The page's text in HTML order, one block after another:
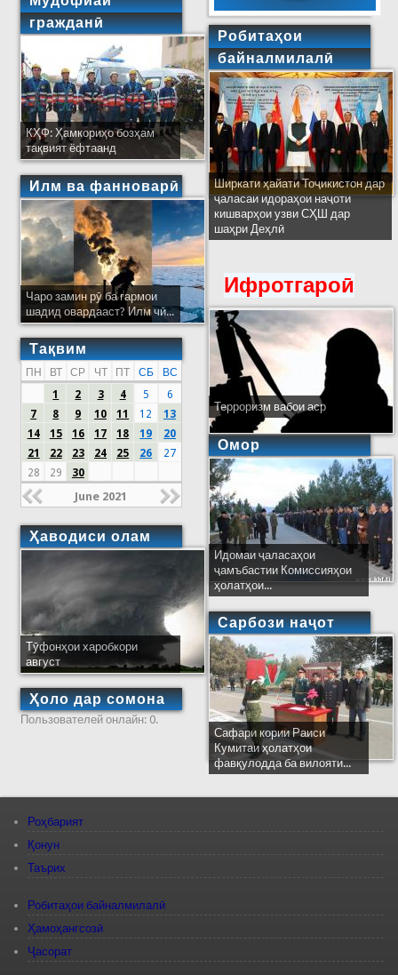
гражданӣ
КҲФ: Ҳамкориҳо бозҳам
тақвият ёфтаанд
Илм ва фанноварӣ
Чаро замин рӯ ба гармои
шадид овардааст? Илм чӣ...
Тақвим
ПН ВТ СР ЧТ ПТ СБ
ВС
1
2 3 4 5
6
7
8 9 10 11 12
13
14
15 16 17 18 19
20
21
22 23 24 25 26
27
28
29 30
June 2021
Ҳаводиси олам
Тӯфонҳои харобкори
август
Ҳоло дар сомона
Пользователей онлайн: 0.
Робитаҳои
байналмилалӣ
Ширкати ҳайати Тоҷикистон дар
ҷаласаи идораҳои наҷоти
кишварҳои узви СҲШ дар
шаҳри Деҳлӣ
Ифротгароӣ
Терроризм вабои аср
Омор
Идомаи ҷаласаҳои
ҷамъбастии Комиссияҳои
ҳолатҳои...
Сарбози наҷот
Сафари кории Раиси
Кумитаи ҳолатҳои
фавқулодда ба вилояти...
Роҳбарият
Қонун
Таърих
Робитаҳои байналмилалӣ
Ҳамоҳангсозӣ
Ҷасорат